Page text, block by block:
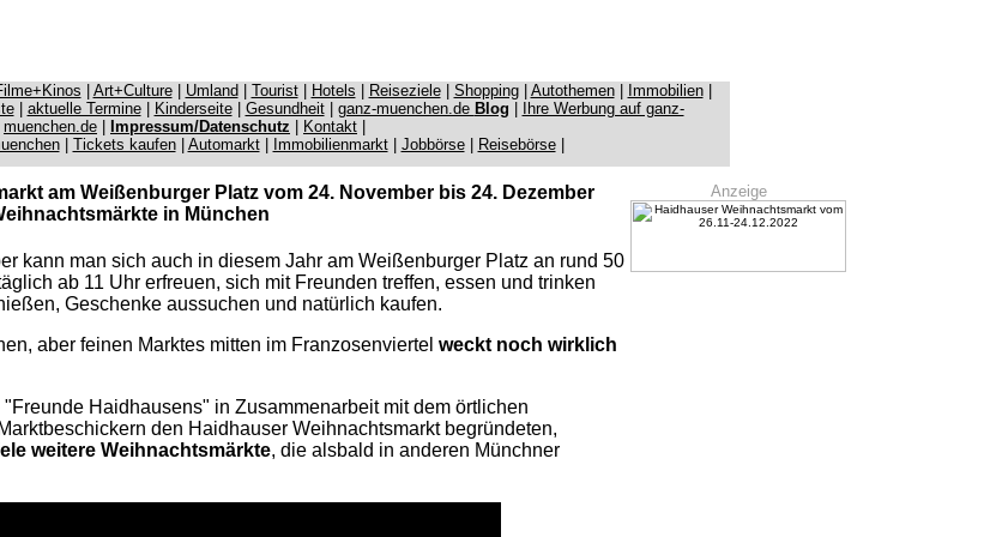
Art+Culture| Umland Tourist| Hotels Reiseziele| Shopping Autothemen Immobilien
| aktuelle Termine| Kinderseite| Gesundheit| ganz-muenchen.de Blog
Ihre Werbung auf ganz-
muenchen.de
Impressum/Datenschutz Kontakt
| Tickets kaufen Automarkt Immobilienmarkt| Jobbörse| Reisebörse|
am Weißenburger Platz vom 24. November bis 24. Dezember
in München
kann man sich auch in diesem Jahr am Weißenburger Platz an rund 50
ab 11 Uhr erfreuen, sich mit Freunden treffen, essen und trinken
Geschenke aussuchen und natürlich kaufen.
aber feinen Marktes mitten im Franzosenviertel weckt noch wirklich
Haidhausens" in Zusammenarbeit mit dem örtlichen
den Haidhauser Weihnachtsmarkt begründeten,
weitere Weihnachtsmärkte, die alsbald in anderen Münchner
Anzeige